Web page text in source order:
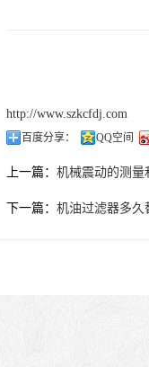
http://www.szkcfdj.com
百度分享： QQ空间
上一篇： 机械震动的测量
下一篇： 机油过滤器多久